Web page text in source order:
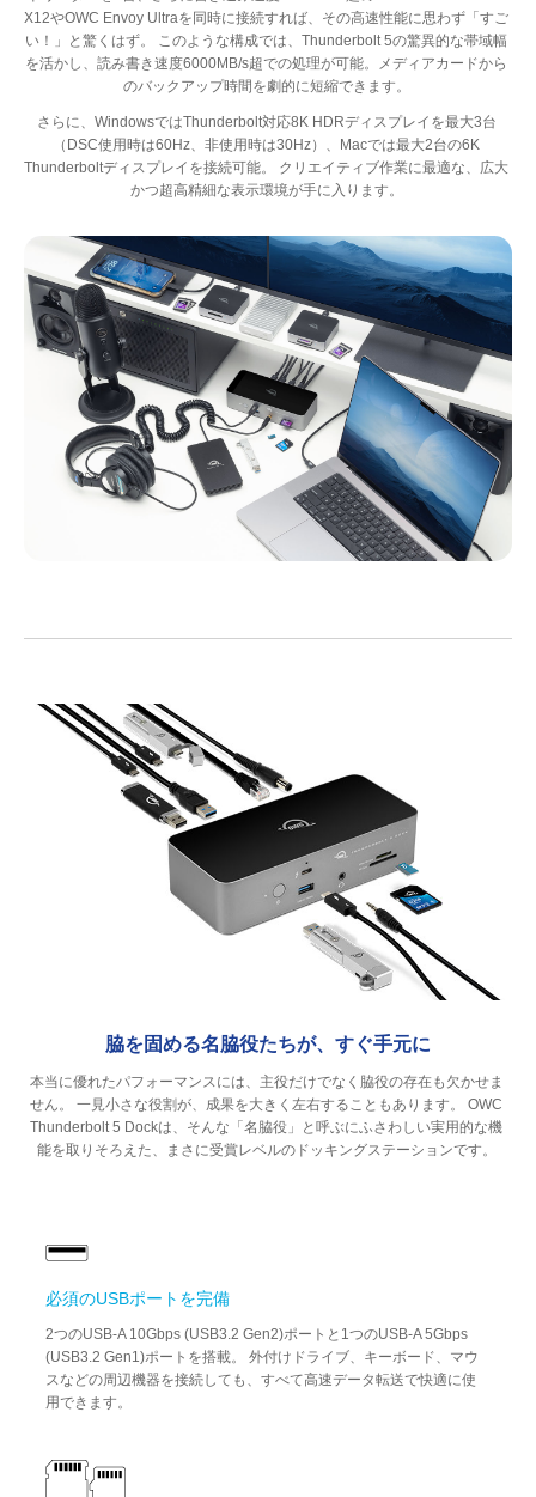
X12やOWC Envoy Ultraを同時に接続すれば、その高速性能に思わず「すご
い！」と驚くはず。 このような構成では、Thunderbolt 5の驚異的な帯域幅
を活かし、読み書き速度6000MB/s超での処理が可能。メディアカードから
のバックアップ時間を劇的に短縮できます。
さらに、WindowsではThunderbolt対応8K HDRディスプレイを最大3台
（DSC使用時は60Hz、非使用時は30Hz）、Macでは最大2台の6K
Thunderboltディスプレイを接続可能。 クリエイティブ作業に最適な、広大
かつ超高精細な表示環境が手に入ります。
脇を固める名脇役たちが、すぐ手元に
本当に優れたパフォーマンスには、主役だけでなく脇役の存在も欠かせま
せん。 一見小さな役割が、成果を大きく左右することもあります。 OWC
Thunderbolt 5 Dockは、そんな「名脇役」と呼ぶにふさわしい実用的な機
能を取りそろえた、まさに受賞レベルのドッキングステーションです。
必須のUSBポートを完備
2つのUSB-A 10Gbps (USB3.2 Gen2)ポートと1つのUSB-A 5Gbps
(USB3.2 Gen1)ポートを搭載。 外付けドライブ、キーボード、マウ
スなどの周辺機器を接続しても、すべて高速データ転送で快適に使
用できます。